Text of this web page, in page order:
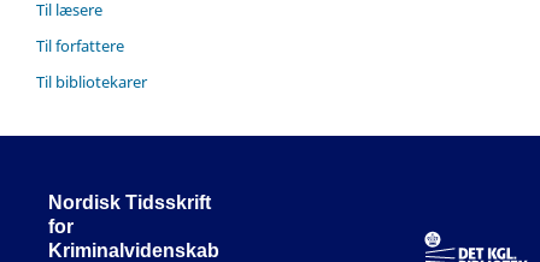
Til læsere
Til forfattere
Til bibliotekarer
Nordisk Tidsskrift
for
Kriminalvidenskab